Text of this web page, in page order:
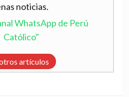
noticias.
WhatsApp de Perú
Católico"
artículos